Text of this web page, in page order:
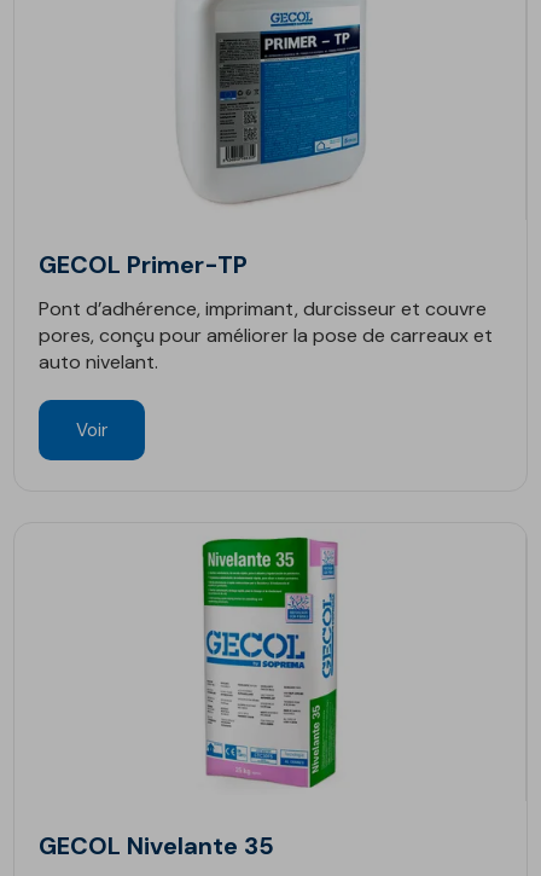
GECOL Primer-TP
Pont d’adhérence, imprimant, durcisseur et couvre
pores, conçu pour améliorer la pose de carreaux et
auto nivelant.
Voir
GECOL Nivelante 35